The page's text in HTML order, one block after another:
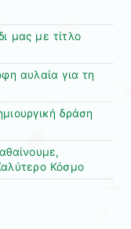
μας με τίτλο
αυλαία για τη
δράση
Κόσμο